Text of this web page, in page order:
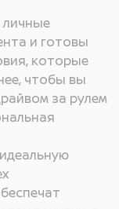
и готовы
которые
чтобы вы
за рулем